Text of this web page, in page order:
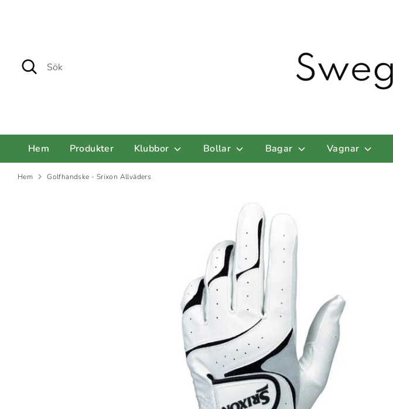
Sök
Sök
Hem Produkter Klubbor Bollar Bagar Vagnar
Hem Golfhandske - Srixon Allväders